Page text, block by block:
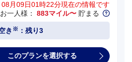
08月09日01時22分現在の情報です
一人様： 883マイル〜 貯まる
き ※ ：残り3